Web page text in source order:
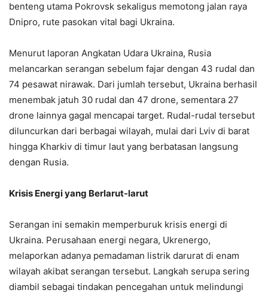
benteng utama Pokrovsk sekaligus memotong jalan raya
Dnipro, rute pasokan vital bagi Ukraina.
Menurut laporan Angkatan Udara Ukraina, Rusia
melancarkan serangan sebelum fajar dengan 43 rudal dan
74 pesawat nirawak. Dari jumlah tersebut, Ukraina berhasil
menembak jatuh 30 rudal dan 47 drone, sementara 27
drone lainnya gagal mencapai target. Rudal-rudal tersebut
diluncurkan dari berbagai wilayah, mulai dari Lviv di barat
hingga Kharkiv di timur laut yang berbatasan langsung
dengan Rusia.
Krisis Energi yang Berlarut-larut
Serangan ini semakin memperburuk krisis energi di
Ukraina. Perusahaan energi negara, Ukrenergo,
melaporkan adanya pemadaman listrik darurat di enam
wilayah akibat serangan tersebut. Langkah serupa sering
diambil sebagai tindakan pencegahan untuk melindungi